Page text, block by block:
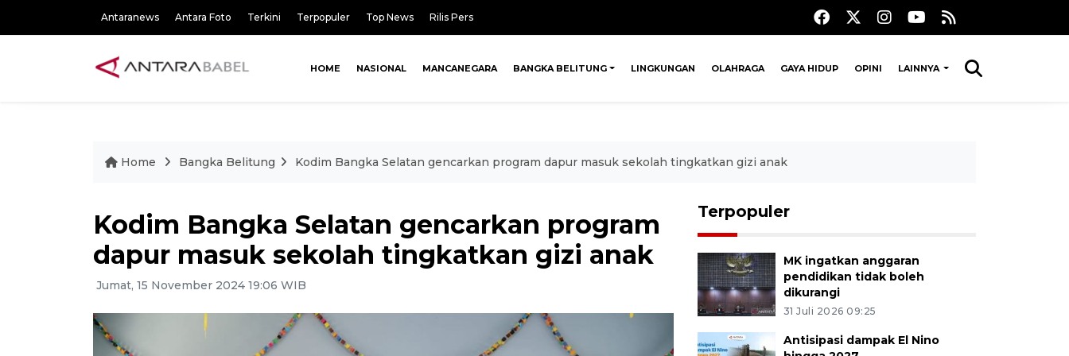
Antaranews Antara Foto Terkini Terpopuler Top News Rilis Pers
HOME NASIONAL MANCANEGARA BANGKA BELITUNG LINGKUNGAN OLAHRAGA GAYA HIDUP OPINI LAINNYA
Home Bangka Belitung Kodim Bangka Selatan gencarkan program dapur masuk sekolah tingkatkan gizi anak
Kodim Bangka Selatan gencarkan program
dapur masuk sekolah tingkatkan gizi anak
Jumat, 15 November 2024 19:06 WIB
Terpopuler
MK ingatkan anggaran
pendidikan tidak boleh
dikurangi
31 Juli 2026 09:25
Antisipasi dampak El Nino